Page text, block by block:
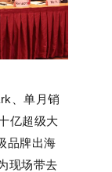
、单月销
亿超级大
品牌出海
现场带去